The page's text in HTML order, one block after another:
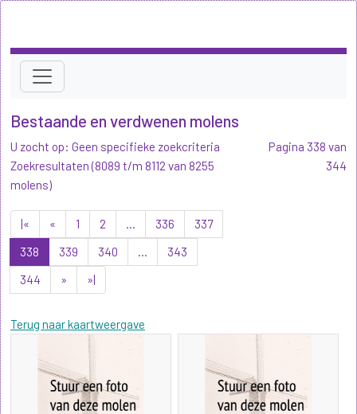
Bestaande en verdwenen molens
U zocht op: Geen specifieke zoekcriteria
Zoekresultaten (8089 t/m 8112 van 8255
molens)
|« « 1 2 ... 336
337
338
339 340 ...
343
344
» »|
Terug naar kaartweergave
Pagina 338 van
344